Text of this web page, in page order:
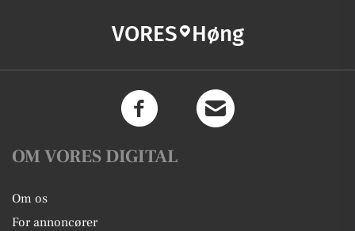
VORES Høng
OM VORES DIGITAL
Om os
For annoncører